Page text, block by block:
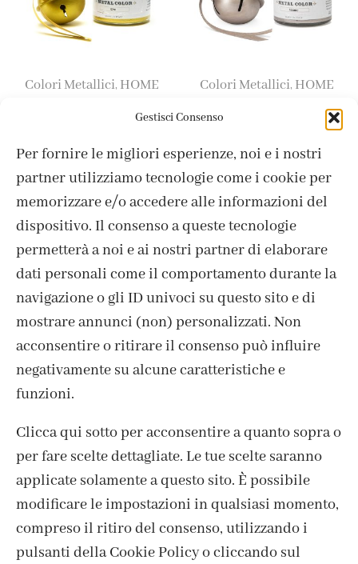
Gestisci Consenso
Per fornire le migliori esperienze, noi e i nostri
partner utilizziamo tecnologie come i cookie per
memorizzare e/o accedere alle informazioni del
dispositivo. Il consenso a queste tecnologie
permetterà a noi e ai nostri partner di elaborare
dati personali come il comportamento durante la
navigazione o gli ID univoci su questo sito e di
mostrare annunci (non) personalizzati. Non
acconsentire o ritirare il consenso può influire
negativamente su alcune caratteristiche e
funzioni.
Clicca qui sotto per acconsentire a quanto sopra o
per fare scelte dettagliate. Le tue scelte saranno
applicate solamente a questo sito. È possibile
modificare le impostazioni in qualsiasi momento,
compreso il ritiro del consenso, utilizzando i
pulsanti della Cookie Policy o cliccando sul
Colori Metallici, HOME
11,90€
Colori Metallici, HOME
Visone / Mink 200 ml
11,90€
ISCRIVITI ALLA NEWSLETTER